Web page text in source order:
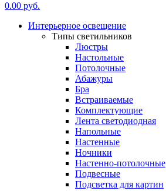
0.00 руб.
Интерьерное освещение
Типы светильников
Люстры
Настольные
Потолочные
Абажуры
Бра
Встраиваемые
Комплектующие
Лента светодиодная
Напольные
Настенные
Ночники
Настенно-потолочные
Подвесные
Подсветка для картин